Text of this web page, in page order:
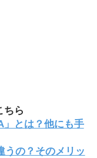
ちら
」とは？他にも手
うの？そのメリッ